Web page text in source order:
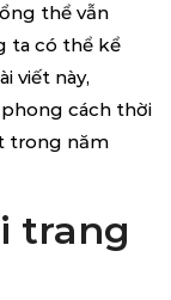
thể vẫn
ta có thể kể
viết này,
cách thời
trong năm
trang